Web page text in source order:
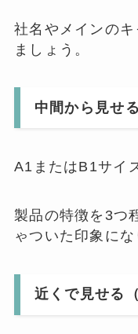
社名やメインの
ましょう。
中間から見せ
A1またはB1サイ
製品の特徴を3つ
ゃついた印象にな
近くで見せる